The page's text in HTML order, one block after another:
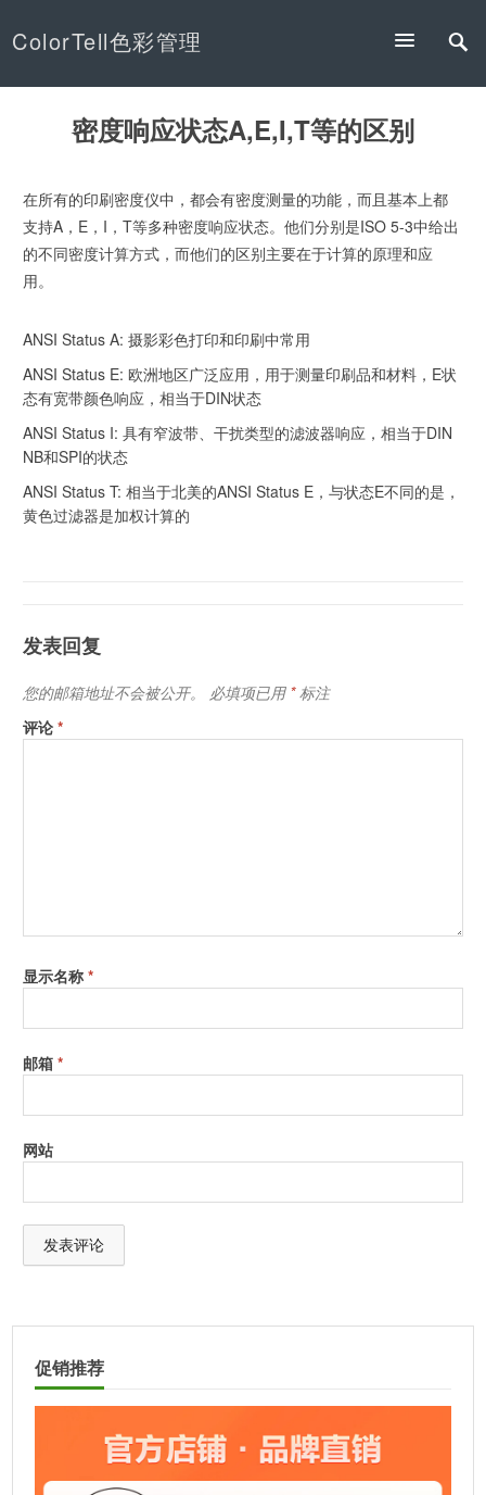
ColorTell色彩管理
密度响应状态A,E,I,T等的区别
在所有的印刷密度仪中，都会有密度测量的功能，而且基本上都
支持A，E，I，T等多种密度响应状态。他们分别是ISO 5-3中给出
的不同密度计算方式，而他们的区别主要在于计算的原理和应
用。
ANSI Status A: 摄影彩色打印和印刷中常用
ANSI Status E: 欧洲地区广泛应用，用于测量印刷品和材料，E状
态有宽带颜色响应，相当于DIN状态
ANSI Status I: 具有窄波带、干扰类型的滤波器响应，相当于DIN
NB和SPI的状态
ANSI Status T: 相当于北美的ANSI Status E，与状态E不同的是，
黄色过滤器是加权计算的
发表回复
您的邮箱地址不会被公开。 必填项已用 *标注
评论*
显示名称*
邮箱*
网站
l
促销推荐